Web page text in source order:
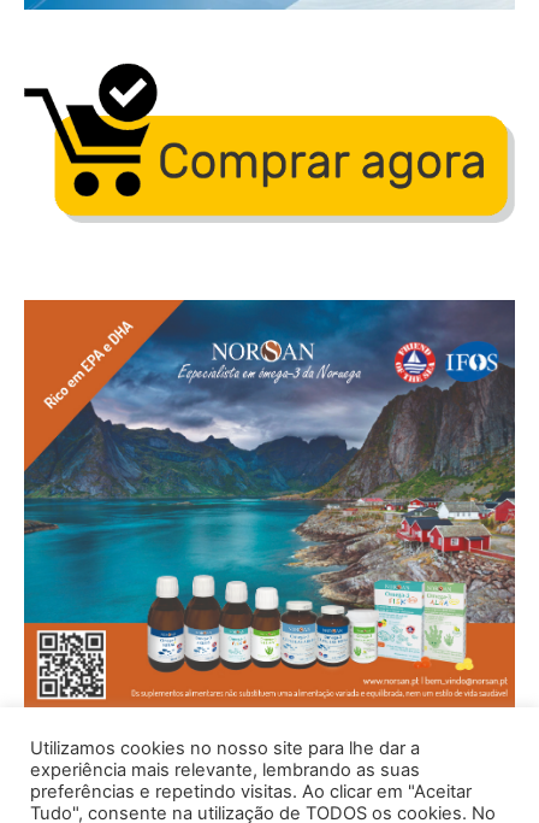
Utilizamos cookies no nosso site para lhe dar a
experiência mais relevante, lembrando as suas
preferências e repetindo visitas. Ao clicar em "Aceitar
Tudo", consente na utilização de TODOS os cookies. No